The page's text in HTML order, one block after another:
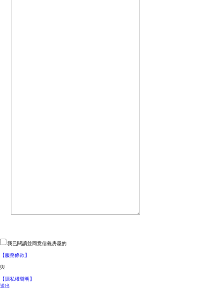
我已閱讀並同意信義房屋的
【服務條款】
與
【隱私權聲明】
送出